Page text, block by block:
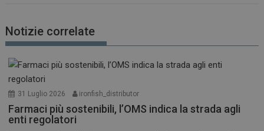
Notizie correlate
31 Luglio 2026 ironfish_distributor
Farmaci più sostenibili, l’OMS indica la strada agli
enti regolatori